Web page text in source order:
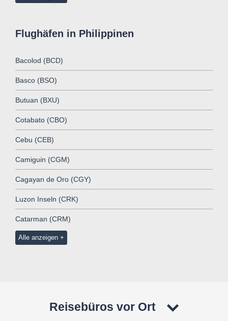
Flughäfen in Philippinen
Bacolod (BCD)
Basco (BSO)
Butuan (BXU)
Cotabato (CBO)
Cebu (CEB)
Camiguin (CGM)
Cagayan de Oro (CGY)
Luzon Inseln (CRK)
Catarman (CRM)
Alle anzeigen
Reisebüros vor Ort